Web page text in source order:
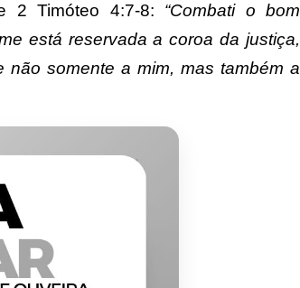
2 Timóteo 4:7-8: “Combati o bom
está reservada a coroa da justiça,
somente a mim, mas também a